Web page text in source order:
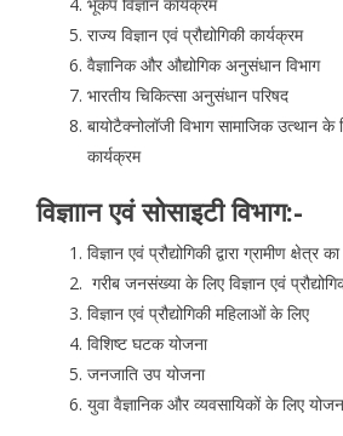
राज्य विज्ञान एवं प्रौद्योगिकी कार्यक्रम
वैज्ञानिक और औद्योगिक अनुसंधान विभाग
भारतीय चिकित्सा अनुसंधान परिषद
बायोटैक्नोलॉजी विभाग सामाजिक उत्थान
कार्यक्रम
विज्ञाान एवं सोसाइटी विभाग:-
विज्ञान एवं प्रौद्योगिकी द्वारा ग्रामीण क्षेत्र
गरीब जनसंख्या के लिए विज्ञान एवं
विज्ञान एवं प्रौद्योगिकी महिलाओं के लिए
विशिष्ट घटक योजना
जनजाति उप योजना
युवा वैज्ञानिक और व्यवसायिकों के लिए